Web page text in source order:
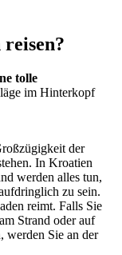
tolle
im Hinterkopf
der
In Kroatien
werden alles tun,
zu sein.
reimt. Falls Sie
Strand oder auf
werden Sie an der